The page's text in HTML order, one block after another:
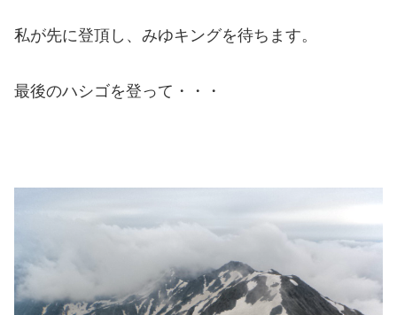
私が先に登頂し、みゆキングを待ちます。
最後のハシゴを登って・・・